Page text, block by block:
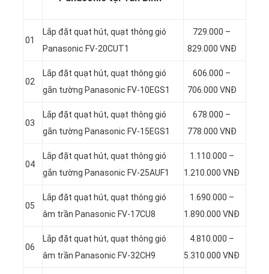
01
Lắp đặt quạt hút, quạt thông gió
Panasonic FV-20CUT1
729.000 –
829.000 VNĐ
02
Lắp đặt quạt hút, quạt thông gió
gắn tường Panasonic FV-10EGS1
606.000 –
706.000 VNĐ
03
Lắp đặt quạt hút, quạt thông gió
gắn tường Panasonic FV-15EGS1
678.000 –
778.000 VNĐ
04
Lắp đặt quạt hút, quạt thông gió
gắn tường Panasonic FV-25AUF1
1.110.000 –
1.210.000 VNĐ
05
Lắp đặt quạt hút, quạt thông gió
âm trần Panasonic FV-17CU8
1.690.000 –
1.890.000 VNĐ
06
Lắp đặt quạt hút, quạt thông gió
âm trần Panasonic FV-32CH9
4.810.000 –
5.310.000 VNĐ